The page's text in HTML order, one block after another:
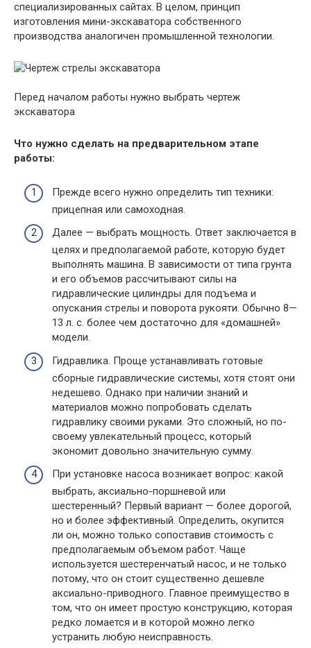
специализированных сайтах. В целом, принцип
изготовления мини-экскаватора собственного
производства аналогичен промышленной технологии.
Перед началом работы нужно выбрать чертеж
экскаватора
Что нужно сделать на предварительном этапе
работы:
Прежде всего нужно определить тип техники:
прицепная или самоходная.
Далее — выбрать мощность. Ответ заключается в
целях и предполагаемой работе, которую будет
выполнять машина. В зависимости от типа грунта
и его объемов рассчитывают силы на
гидравлические цилиндры для подъема и
опускания стрелы и поворота рукояти. Обычно 8—
13 л. с. более чем достаточно для «домашней»
модели.
Гидравлика. Проще устанавливать готовые
сборные гидравлические системы, хотя стоят они
недешево. Однако при наличии знаний и
материалов можно попробовать сделать
гидравлику своими руками. Это сложный, но по-
своему увлекательный процесс, который
экономит довольно значительную сумму.
При установке насоса возникает вопрос: какой
выбрать, аксиально-поршневой или
шестеренный? Первый вариант — более дорогой,
но и более эффективный. Определить, окупится
ли он, можно только сопоставив стоимость с
предполагаемым объемом работ. Чаще
используется шестеренчатый насос, и не только
потому, что он стоит существенно дешевле
аксиально-приводного. Главное преимущество в
том, что он имеет простую конструкцию, которая
редко ломается и в которой можно легко
устранить любую неисправность.